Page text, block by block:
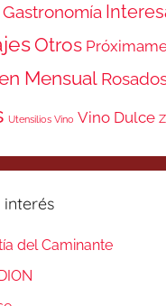
Otros
Mensual
Utensilios Vino Vino Dulce
interés
del Caminante